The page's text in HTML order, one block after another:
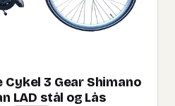
3 Gear Shimano
​LAD​ ​stål og Lås